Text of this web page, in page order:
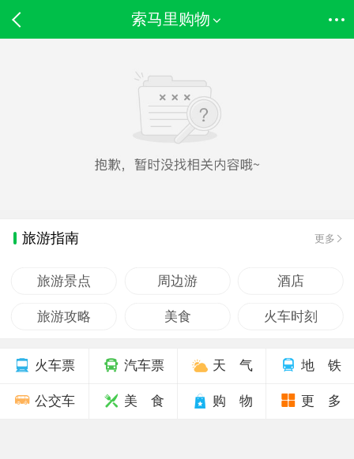
索马里购物
旅游指南 更多
旅游景点 周边游 酒店
旅游攻略 美食 火车时刻
火车票 汽车票 天 气 地 铁
公交车 美 食 购 物 更 多